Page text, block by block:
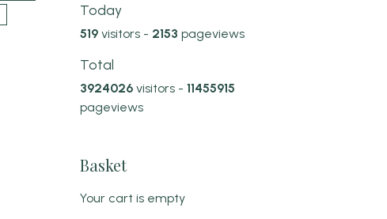
Today
519visitors - 2153 pageviews
Total
3924026visitors - 11455915
pageviews
Basket
Your cart is empty